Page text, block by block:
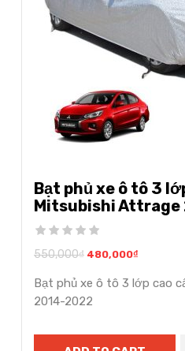
Bạt phủ xe ô tô 3
Mitsubishi Attrage
550,000₫ 480,000₫
Bạt phủ xe ô tô 3 lớp cao
2014-2022